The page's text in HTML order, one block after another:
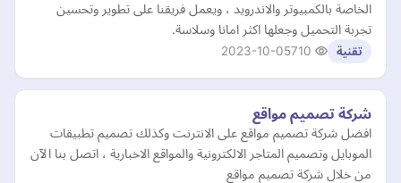
الخاصة بالكمبيوتر والاندرويد ، ويعمل فريقنا على تطوير وتحسين
تجربة التحميل وجعلها اكثر امانا وسلاسة.
تقنية 2023-10-05
شركة تصميم مواقع
افضل شركة تصميم مواقع على الانترنت وكذلك تصميم تطبيقات
الموبايل وتصميم المتاجر الالكترونية والمواقع الاخبارية ، اتصل بنا الآن
من خلال شركة تصميم مواقع